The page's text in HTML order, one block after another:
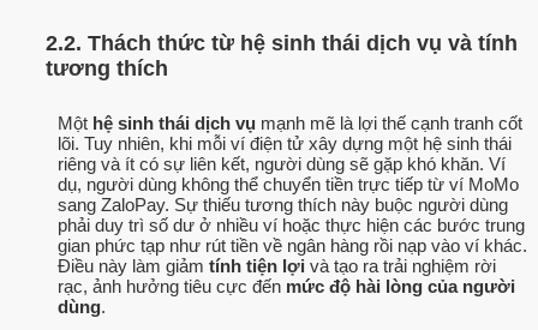
2.2. Thách thức từ hệ sinh thái dịch vụ và tính
tương thích
Một hệ sinh thái dịch vụ mạnh mẽ là lợi thế cạnh tranh cốt
lõi. Tuy nhiên, khi mỗi ví điện tử xây dựng một hệ sinh thái
riêng và ít có sự liên kết, người dùng sẽ gặp khó khăn. Ví
dụ, người dùng không thể chuyển tiền trực tiếp từ ví MoMo
sang ZaloPay. Sự thiếu tương thích này buộc người dùng
phải duy trì số dư ở nhiều ví hoặc thực hiện các bước trung
gian phức tạp như rút tiền về ngân hàng rồi nạp vào ví khác.
Điều này làm giảm tính tiện lợi và tạo ra trải nghiệm rời
rạc, ảnh hưởng tiêu cực đến mức độ hài lòng của người
dùng.